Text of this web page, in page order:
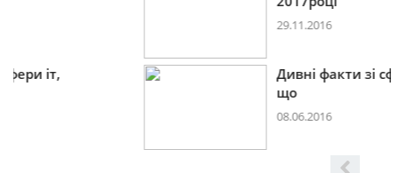
Дивні факти зі сфери іт,